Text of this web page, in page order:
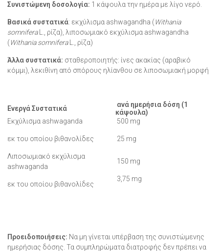
Συνιστώµενη δοσολογία: 1 κάψουλα την ημέρα με λίγο νερό.
Βασικά συστατικά: εκχύλισμα ashwagandha ( Withania
somniferaL., ρίζα), λιποσωμιακό εκχύλισμα ashwagandha
( Withania somniferaL., ρίζα)
Άλλα συστατικά: σταθεροποιητής: ίνες ακακίας (αραβικό
κόμμι), λεκιθίνη από σπόρους ηλίανθου σε λιποσωμιακή μορφή
Ενεργά Συστατικά
ανά ημερήσια δόση (1
κάψουλα)
Εκχύλισμα ashwaganda
εκ του οποίου βιθανολίδες
500 mg
25 mg
Λιποσωμιακό εκχύλισμα
ashwaganda
εκ του οποίου βιθανολίδες
150 mg
3,75 mg
Προειδοποιήσεις: Να μη γίνεται υπέρβαση της συνιστώμενης
ημερήσιας δόσης. Τα συμπληρώματα διατροφής δεν πρέπει να